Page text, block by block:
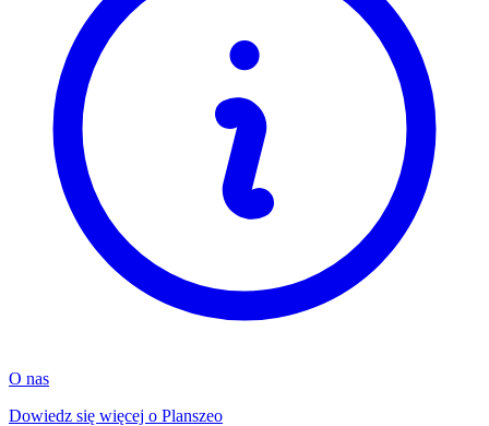
O nas
Dowiedz się więcej o Planszeo